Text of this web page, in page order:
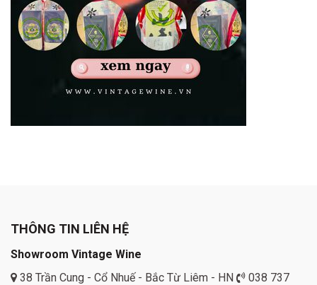
THÔNG TIN LIÊN HỆ
Showroom Vintage Wine
38 Trần Cung - Cổ Nhuế - Bắc Từ Liêm - HN
038 737